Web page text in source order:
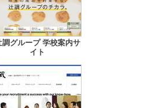
調グループ 学校案内サ
イト